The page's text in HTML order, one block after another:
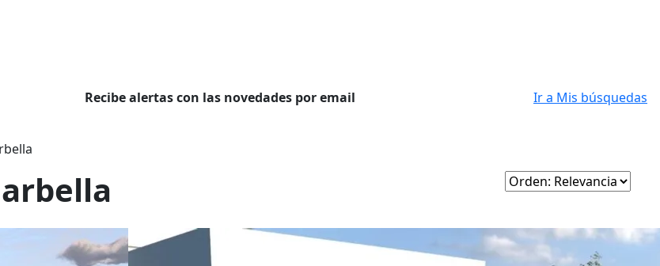
Recibe alertas con las novedades por email Ir a Mis búsquedas